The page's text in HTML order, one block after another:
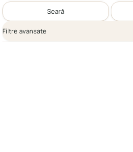
Seară
Filtre avansate